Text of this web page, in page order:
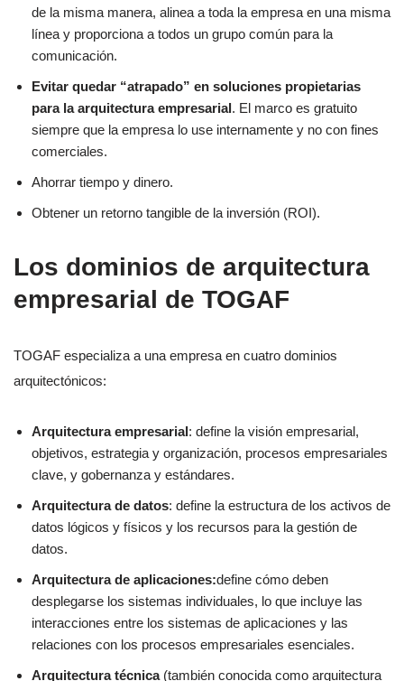
de la misma manera, alinea a toda la empresa en una misma
línea y proporciona a todos un grupo común para la
comunicación.
Evitar quedar “atrapado” en soluciones propietarias
para la arquitectura empresarial. El marco es gratuito
siempre que la empresa lo use internamente y no con fines
comerciales.
Ahorrar tiempo y dinero.
Obtener un retorno tangible de la inversión (ROI).
Los dominios de arquitectura
empresarial de TOGAF
TOGAF especializa a una empresa en cuatro dominios
arquitectónicos:
Arquitectura empresarial: define la visión empresarial,
objetivos, estrategia y organización, procesos empresariales
clave, y gobernanza y estándares.
Arquitectura de datos: define la estructura de los activos de
datos lógicos y físicos y los recursos para la gestión de
datos.
Arquitectura de aplicaciones:define cómo deben
desplegarse los sistemas individuales, lo que incluye las
interacciones entre los sistemas de aplicaciones y las
relaciones con los procesos empresariales esenciales.
Arquitectura técnica(también conocida como arquitectura